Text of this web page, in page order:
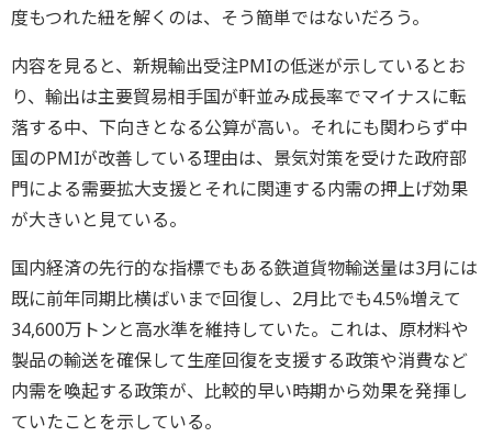
度もつれた紐を解くのは、そう簡単ではないだろう。
内容を見ると、新規輸出受注PMIの低迷が示しているとお
り、輸出は主要貿易相手国が軒並み成長率でマイナスに転
落する中、下向きとなる公算が高い。それにも関わらず中
国のPMIが改善している理由は、景気対策を受けた政府部
門による需要拡大支援とそれに関連する内需の押上げ効果
が大きいと見ている。
国内経済の先行的な指標でもある鉄道貨物輸送量は3月には
既に前年同期比横ばいまで回復し、2月比でも4.5%増えて
34,600万トンと高水準を維持していた。これは、原材料や
製品の輸送を確保して生産回復を支援する政策や消費など
内需を喚起する政策が、比較的早い時期から効果を発揮し
ていたことを示している。